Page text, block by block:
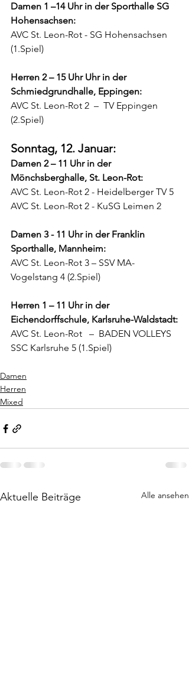
Damen 1 –14 Uhr in der Sporthalle SG
Hohensachsen:
AVC St. Leon-Rot - SG Hohensachsen
(1.Spiel)
Herren 2 – 15 Uhr Uhr in der
Schmiedgrundhalle, Eppingen:
AVC St. Leon-Rot 2  –  TV Eppingen
(2.Spiel)
Sonntag, 12. Januar:
Damen 2 – 11 Uhr in der
Mönchsberghalle, St. Leon-Rot:
AVC St. Leon-Rot 2 - Heidelberger TV 5
AVC St. Leon-Rot 2 - KuSG Leimen 2
Damen 3 - 11 Uhr in der Franklin
Sporthalle, Mannheim:
AVC St. Leon-Rot 3 – SSV MA-
Vogelstang 4 (2.Spiel)
Herren 1 – 11 Uhr in der
Eichendorffschule, Karlsruhe-Waldstadt:
AVC St. Leon-Rot   –  BADEN VOLLEYS
SSC Karlsruhe 5 (1.Spiel)
Damen
Herren
Mixed
Aktuelle Beiträge Alle ansehen